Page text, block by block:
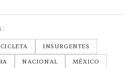
INSURGENTES
NACIONAL
MÉXICO